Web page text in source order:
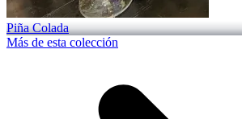
Piña Colada
Más de esta colección